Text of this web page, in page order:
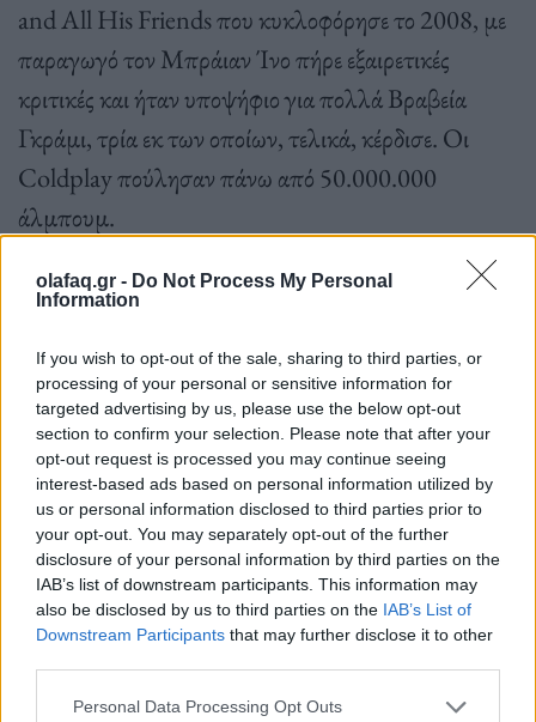
olafaq.gr - Do Not Process My Personal
Information
If you wish to opt-out of the sale, sharing to third parties, or
processing of your personal or sensitive information for
targeted advertising by us, please use the below opt-out
section to confirm your selection. Please note that after your
opt-out request is processed you may continue seeing
interest-based ads based on personal information utilized by
us or personal information disclosed to third parties prior to
your opt-out. You may separately opt-out of the further
disclosure of your personal information by third parties on the
IAB’s list of downstream participants. This information may
also be disclosed by us to third parties on the IAB’s List of
Downstream Participants that may further disclose it to other
Personal Data Processing Opt Outs
and All His Friends που κυκλοφόρησε το 2008, με
παραγωγό τον Μπράιαν Ίνο πήρε εξαιρετικές
κριτικές και ήταν υποψήφιο για πολλά Βραβεία
Γκράμι, τρία εκ των οποίων, τελικά, κέρδισε. Οι
Coldplay πούλησαν πάνω από 50.000.000
άλμπουμ.
Οι Coldplay, στα πρώτα τους βήματα, δέχτηκαν
πολλές κριτικές οι οποίες σύγκριναν την μουσική
τους με εκείνη των Radiohead, Jeff Buckley, U2
και Travis. Οι Coldplay επηρεάστηκαν έντονα από
άλλους μουσικούς.
Στο A Rush of Blood to the Head είχαν δεχτεί
επιρροή από τους Echo & the Bunnymen, Kate
Bush και George Harrison, στο X&Y από τους